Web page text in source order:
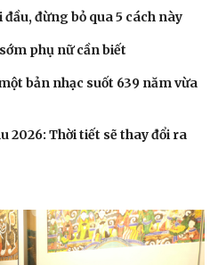
Đời sống
Nhà đẹp
Blog
đừng bỏ qua 5 cách này
phụ nữ cần biết
bản nhạc suốt 639 năm vừa
2026: Thời tiết sẽ thay đổi ra